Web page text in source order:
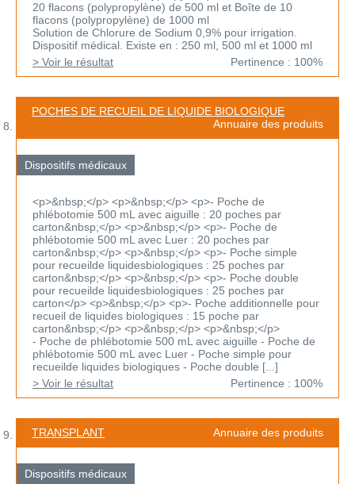
20 flacons (polypropylène) de 500 ml et Boîte de 10
flacons (polypropylène) de 1000 ml
Solution de Chlorure de Sodium 0,9% pour irrigation.
Dispositif médical. Existe en : 250 ml, 500 ml et 1000 ml
> Voir le résultat
Pertinence : 100%
POCHES DE RECUEIL DE LIQUIDE BIOLOGIQUE
Annuaire des produits
Dispositifs médicaux
<p>&nbsp;</p> <p>&nbsp;</p> <p>- Poche de
phlébotomie 500 mL avec aiguille : 20 poches par
carton&nbsp;</p> <p>&nbsp;</p> <p>- Poche de
phlébotomie 500 mL avec Luer : 20 poches par
carton&nbsp;</p> <p>&nbsp;</p> <p>- Poche simple
pour recueilde liquidesbiologiques : 25 poches par
carton&nbsp;</p> <p>&nbsp;</p> <p>- Poche double
pour recueilde liquidesbiologiques : 25 poches par
carton</p> <p>&nbsp;</p> <p>- Poche additionnelle pour
recueil de liquides biologiques : 15 poche par
carton&nbsp;</p> <p>&nbsp;</p> <p>&nbsp;</p>
- Poche de phlébotomie 500 mL avec aiguille - Poche de
phlébotomie 500 mL avec Luer - Poche simple pour
recueilde liquides biologiques - Poche double [...]
> Voir le résultat
Pertinence : 100%
TRANSPLANT Annuaire des produits
Dispositifs médicaux